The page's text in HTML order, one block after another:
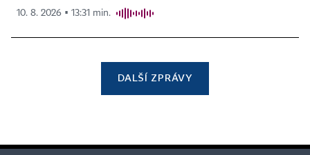
10. 8. 2026 ▪ 13:31 min.
DALŠÍ ZPRÁVY